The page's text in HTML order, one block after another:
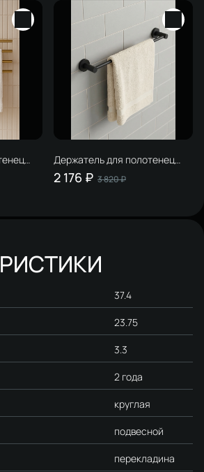
Держатель для полотенец
STWORKI Дублин S41365BK
матовый черный
2 176 ₽ 3 820 ₽
37.4
23.75
3.3
2 года
круглая
подвесной
перекладина